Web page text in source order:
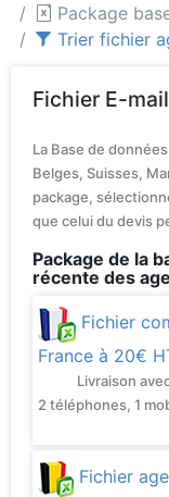
Package
Trier fichier
Fichier E-
La Base de
Belges, Suisses,
package,
que celui du devis
Package de la
récente des
Fichier
France à 20€
Livraison avec
2 téléphones, 1
Fichier